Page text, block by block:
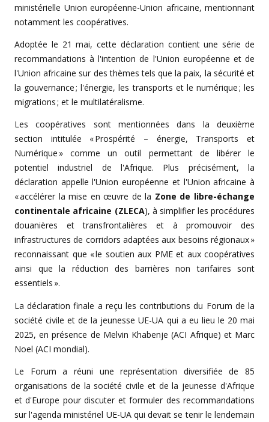
ministérielle Union européenne-Union africaine, mentionnant
notamment les coopératives.
Adoptée le 21 mai, cette déclaration contient une série de
recommandations à l'intention de l'Union européenne et de
l'Union africaine sur des thèmes tels que la paix, la sécurité et
la gouvernance ; l'énergie, les transports et le numérique ; les
migrations ; et le multilatéralisme.
Les coopératives sont mentionnées dans la deuxième
section intitulée « Prospérité – énergie, Transports et
Numérique » comme un outil permettant de libérer le
potentiel industriel de l'Afrique. Plus précisément, la
déclaration appelle l'Union européenne et l'Union africaine à
« accélérer la mise en œuvre de la Zone de libre-échange
continentale africaine (ZLECA), à simplifier les procédures
douanières et transfrontalières et à promouvoir des
infrastructures de corridors adaptées aux besoins régionaux »
reconnaissant que « le soutien aux PME et aux coopératives
ainsi que la réduction des barrières non tarifaires sont
essentiels ».
La déclaration finale a reçu les contributions du Forum de la
société civile et de la jeunesse UE-UA qui a eu lieu le 20 mai
2025, en présence de Melvin Khabenje (ACI Afrique) et Marc
Noel (ACI mondial).
Le Forum a réuni une représentation diversifiée de 85
organisations de la société civile et de la jeunesse d'Afrique
et d'Europe pour discuter et formuler des recommandations
sur l'agenda ministériel UE-UA qui devait se tenir le lendemain